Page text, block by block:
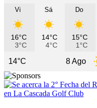
Vi
16°C
3°C
Sá
14°C
4°C
Do
15°C
1°C
13°C